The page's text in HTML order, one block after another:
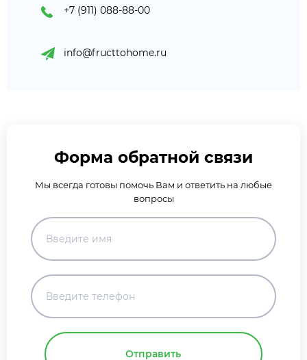
+7 (911) 088-88-00
info@fructtohome.ru
Форма обратной связи
Мы всегда готовы помочь Вам и ответить на любые
вопросы
Отправить